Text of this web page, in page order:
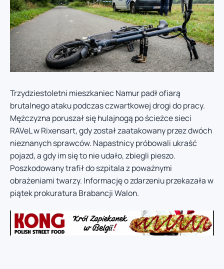
Trzydziestoletni mieszkaniec Namur padł ofiarą
brutalnego ataku podczas czwartkowej drogi do pracy.
Mężczyzna poruszał się hulajnogą po ścieżce sieci
RAVeL w Rixensart, gdy został zaatakowany przez dwóch
nieznanych sprawców. Napastnicy próbowali ukraść
pojazd, a gdy im się to nie udało, zbiegli pieszo.
Poszkodowany trafił do szpitala z poważnymi
obrażeniami twarzy. Informację o zdarzeniu przekazała w
piątek prokuratura Brabancji Walon.